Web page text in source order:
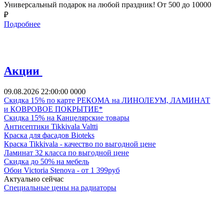
Универсальный подарок на любой праздник! От 500 до 10000
₽
Подробнее
Акции
09.08.2026 22:00:00 0000
Скидка 15% по карте РЕКОМА на ЛИНОЛЕУМ, ЛАМИНАТ
и КОВРОВОЕ ПОКРЫТИЕ*
Скидка 15% на Канцелярские товары
Антисептики Tikkivala Valtti
Краска для фасадов Bioteks
Краска Tikkivala - качество по выгодной цене
Ламинат 32 класса по выгодной цене
Скидка до 50% на мебель
Обои Victoria Stenova - от 1 399руб
Актуально сейчас
Специальные цены на радиаторы